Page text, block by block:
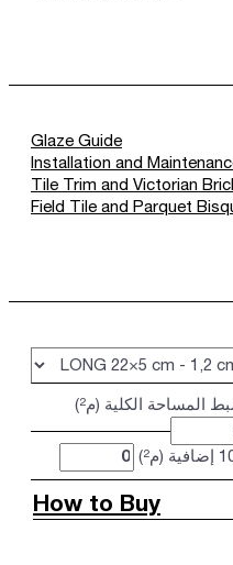
Glaze Guide
Installation and
Tile Trim and Victorian
Field Tile and Parquet
المساحة الكلية (م²)
(م²)
How to Buy